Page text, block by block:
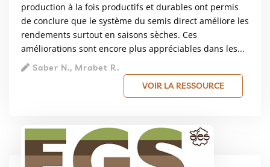
production à la fois productifs et durables ont permis
de conclure que le système du semis direct améliore les
rendements surtout en saisons sèches. Ces
améliorations sont encore plus appréciables dans les...
Saber N., Mrabet R.
VOIR LA RESSOURCE